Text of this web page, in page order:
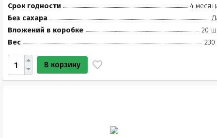
Срок годности
4
Без сахара
Вложений в коробке
20
Вес
230
В корзину